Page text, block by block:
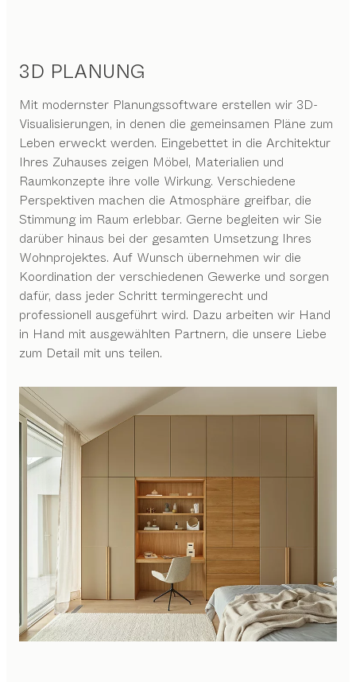
3D PLANUNG
Mit modernster Planungssoftware erstellen wir 3D-
Visualisierungen, in denen die gemeinsamen Pläne zum
Leben erweckt werden. Eingebettet in die Architektur
Ihres Zuhauses zeigen Möbel, Materialien und
Raumkonzepte ihre volle Wirkung. Verschiedene
Perspektiven machen die Atmosphäre greifbar, die
Stimmung im Raum erlebbar. Gerne begleiten wir Sie
darüber hinaus bei der gesamten Umsetzung Ihres
Wohnprojektes. Auf Wunsch übernehmen wir die
Koordination der verschiedenen Gewerke und sorgen
dafür, dass jeder Schritt termingerecht und
professionell ausgeführt wird. Dazu arbeiten wir Hand
in Hand mit ausgewählten Partnern, die unsere Liebe
zum Detail mit uns teilen.